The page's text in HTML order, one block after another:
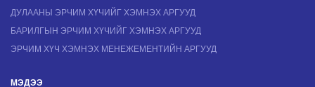
ДУЛААНЫ ЭРЧИМ ХҮЧИЙГ ХЭМНЭХ АРГУУД
БАРИЛГЫН ЭРЧИМ ХҮЧИЙГ ХЭМНЭХ АРГУУД
ЭРЧИМ ХҮЧ ХЭМНЭХ МЕНЕЖЕМЕНТИЙН АРГУУД
МЭДЭЭ